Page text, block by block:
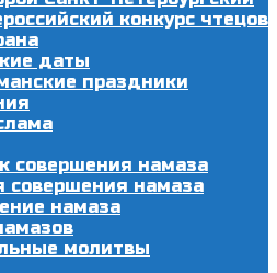
конкурс чтецов
даты
праздники
совершения намаза
совершения намаза
намаза
молитвы